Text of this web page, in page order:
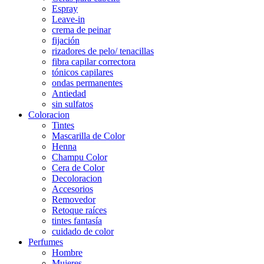
Espray
Leave-in
crema de peinar
fijación
rizadores de pelo/ tenacillas
fibra capilar correctora
tónicos capilares
ondas permanentes
Antiedad
sin sulfatos
Coloracion
Tintes
Mascarilla de Color
Henna
Champu Color
Cera de Color
Decoloracion
Accesorios
Removedor
Retoque raíces
tintes fantasía
cuidado de color
Perfumes
Hombre